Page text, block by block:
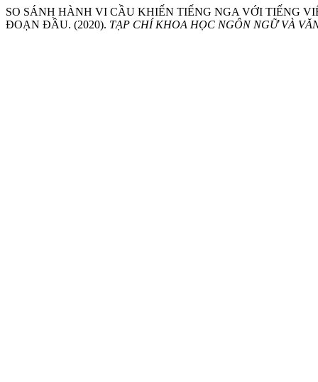
SO SÁNH HÀNH VI CẦU KHIẾN TIẾNG NGA VỚI TIẾNG
ĐOẠN ĐẦU. (2020). TẠP CHÍ KHOA HỌC NGÔN NGỮ VÀ